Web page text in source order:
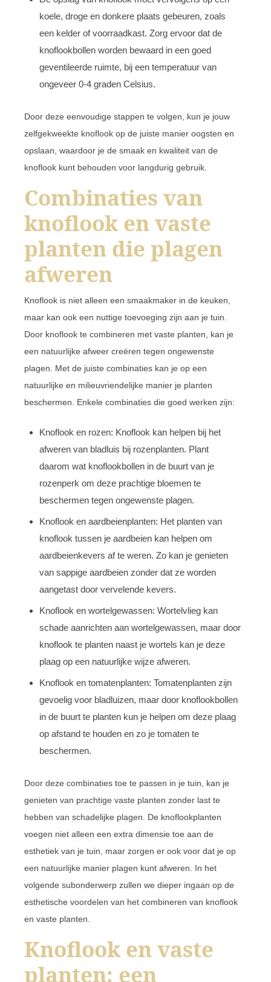
koele, droge en donkere plaats gebeuren, zoals
een kelder of voorraadkast. Zorg ervoor dat de
knoflookbollen worden bewaard in een goed
geventileerde ruimte, bij een temperatuur van
ongeveer 0-4 graden Celsius.
Door deze eenvoudige stappen te volgen, kun je jouw
zelfgekweekte knoflook op de juiste manier oogsten en
opslaan, waardoor je de smaak en kwaliteit van de
knoflook kunt behouden voor langdurig gebruik.
Combinaties van
knoflook en vaste
planten die plagen
afweren
Knoflook is niet alleen een smaakmaker in de keuken,
maar kan ook een nuttige toevoeging zijn aan je tuin.
Door knoflook te combineren met vaste planten, kan je
een natuurlijke afweer creëren tegen ongewenste
plagen. Met de juiste combinaties kan je op een
natuurlijke en milieuvriendelijke manier je planten
beschermen. Enkele combinaties die goed werken zijn:
Knoflook en rozen: Knoflook kan helpen bij het
afweren van bladluis bij rozenplanten. Plant
daarom wat knoflookbollen in de buurt van je
rozenperk om deze prachtige bloemen te
beschermen tegen ongewenste plagen.
Knoflook en aardbeienplanten: Het planten van
knoflook tussen je aardbeien kan helpen om
aardbeienkevers af te weren. Zo kan je genieten
van sappige aardbeien zonder dat ze worden
aangetast door vervelende kevers.
Knoflook en wortelgewassen: Wortelvlieg kan
schade aanrichten aan wortelgewassen, maar door
knoflook te planten naast je wortels kan je deze
plaag op een natuurlijke wijze afweren.
Knoflook en tomatenplanten: Tomatenplanten zijn
gevoelig voor bladluizen, maar door knoflookbollen
in de buurt te planten kun je helpen om deze plaag
op afstand te houden en zo je tomaten te
beschermen.
Door deze combinaties toe te passen in je tuin, kan je
genieten van prachtige vaste planten zonder last te
hebben van schadelijke plagen. De knoflookplanten
voegen niet alleen een extra dimensie toe aan de
esthetiek van je tuin, maar zorgen er ook voor dat je op
een natuurlijke manier plagen kunt afweren. In het
volgende subonderwerp zullen we dieper ingaan op de
esthetische voordelen van het combineren van knoflook
en vaste planten.
Knoflook en vaste
planten: een